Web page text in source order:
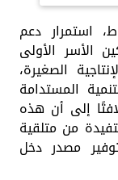
استمرار دعم
الأسر الأولى
الصغيرة،
المستدامة
إلى أن هذه
من متلقية
مصدر دخل